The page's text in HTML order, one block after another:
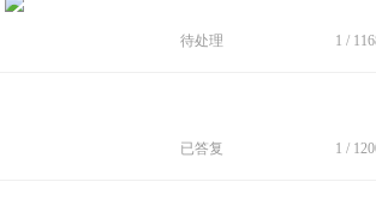
待处理 1 /
已答复 1 /